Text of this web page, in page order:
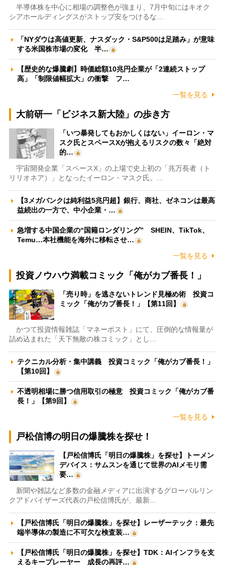
半導体株を中心に相場の調整色が強まり、7月中旬にはキオク
シアホールディングスがストップ安をつけるな…
「NYダウは高値更新、ナスダック・S&P500は足踏み」が意味
する米国株市場の変化 半…
【歴史的な爆騰劇】時価総額10兆円企業が「2連続ストップ
高」「制限値幅拡大」の衝撃 フ…
一覧を見る
大前研一「ビジネス新大陸」の歩き方
「いつ暴発してもおかしくはない」イーロン・マ
スク氏とスペースXが抱えるリスクの数々「絶対
的…
宇宙開発企業「スペースX」の上場で史上初の「兆万長者（ト
リリオネア）」となったイーロン・マスク氏。…
【3メガバンクは純利益5兆円超】銀行、商社、ゼネコンは最高
益続出の一方で、中小企業・…
急増する中国企業の“国籍ロンダリング” SHEIN、TikTok、
Temu…本社機能を海外に移転させ…
一覧を見る
投資ノウハウ満載コミック「俺がカブ番長！」
「売り時」を逃さないトレンド見極め術 投資コ
ミック「俺がカブ番長！」【第11回】
かつて投資情報雑誌「マネーポスト」にて、圧倒的な情報量が
詰め込まれた「天下無敵の株コミック」とし…
テクニカル分析・集中講義 投資コミック「俺がカブ番長！」
【第10回】
不透明相場に勝つ信用取引の極意 投資コミック「俺がカブ番
長！」【第9回】
一覧を見る
戸松信博の明日の爆騰株を探せ！
【戸松信博氏「明日の爆騰株」を探せ】トーメン
デバイス：サムスンを通じて世界のAIメモリ需
要…
新聞や雑誌など多数の金融メディアに出演するグローバルリン
クアドバイザーズ代表の戸松信博氏が、最新…
【戸松信博氏「明日の爆騰株」を探せ】レーザーテック：最先
端半導体の製造に不可欠な検査装…
【戸松信博氏「明日の爆騰株」を探せ】TDK：AIインフラを支
えるキープレーヤー 成長の再評…